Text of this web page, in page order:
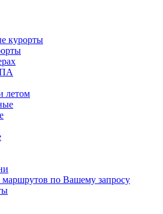
курорты
летом
маршрутов по Вашему запросу